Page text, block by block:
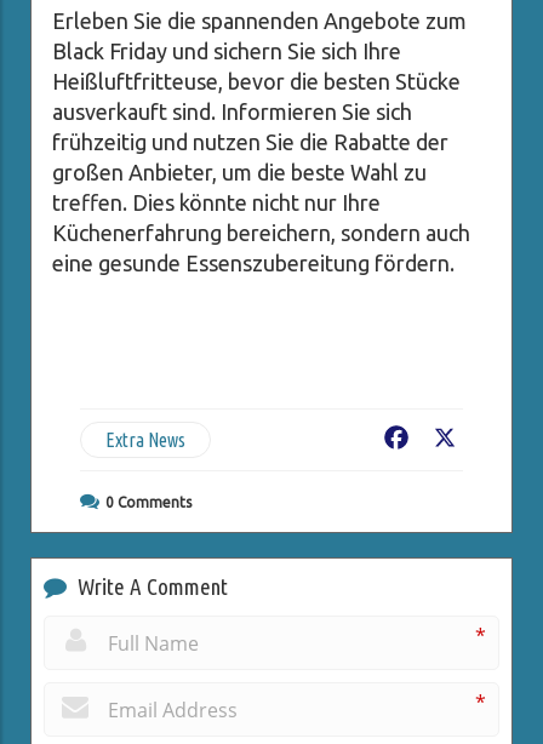
Erleben Sie die spannenden Angebote zum
Black Friday und sichern Sie sich Ihre
Heißluftfritteuse, bevor die besten Stücke
ausverkauft sind. Informieren Sie sich
frühzeitig und nutzen Sie die Rabatte der
großen Anbieter, um die beste Wahl zu
treffen. Dies könnte nicht nur Ihre
Küchenerfahrung bereichern, sondern auch
eine gesunde Essenszubereitung fördern.
Extra News Facebook
0 Comments
Write A Comment
*
*